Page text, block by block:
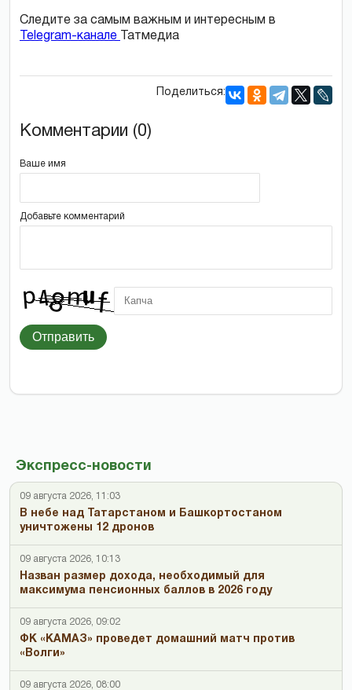
Экспресс-новости
09 августа 2026, 11:03
В небе над Татарстаном и Башкортостаном
уничтожены 12 дронов
09 августа 2026, 10:13
Назван размер дохода, необходимый для
максимума пенсионных баллов в 2026 году
09 августа 2026, 09:02
ФК «КАМАЗ» проведет домашний матч против
«Волги»
09 августа 2026, 08:00
Следите за самым важным и интересным в
Telegram-канале
Татмедиа
Поделиться:
Комментарии (0)
Ваше имя
Добавьте комментарий
Отправить